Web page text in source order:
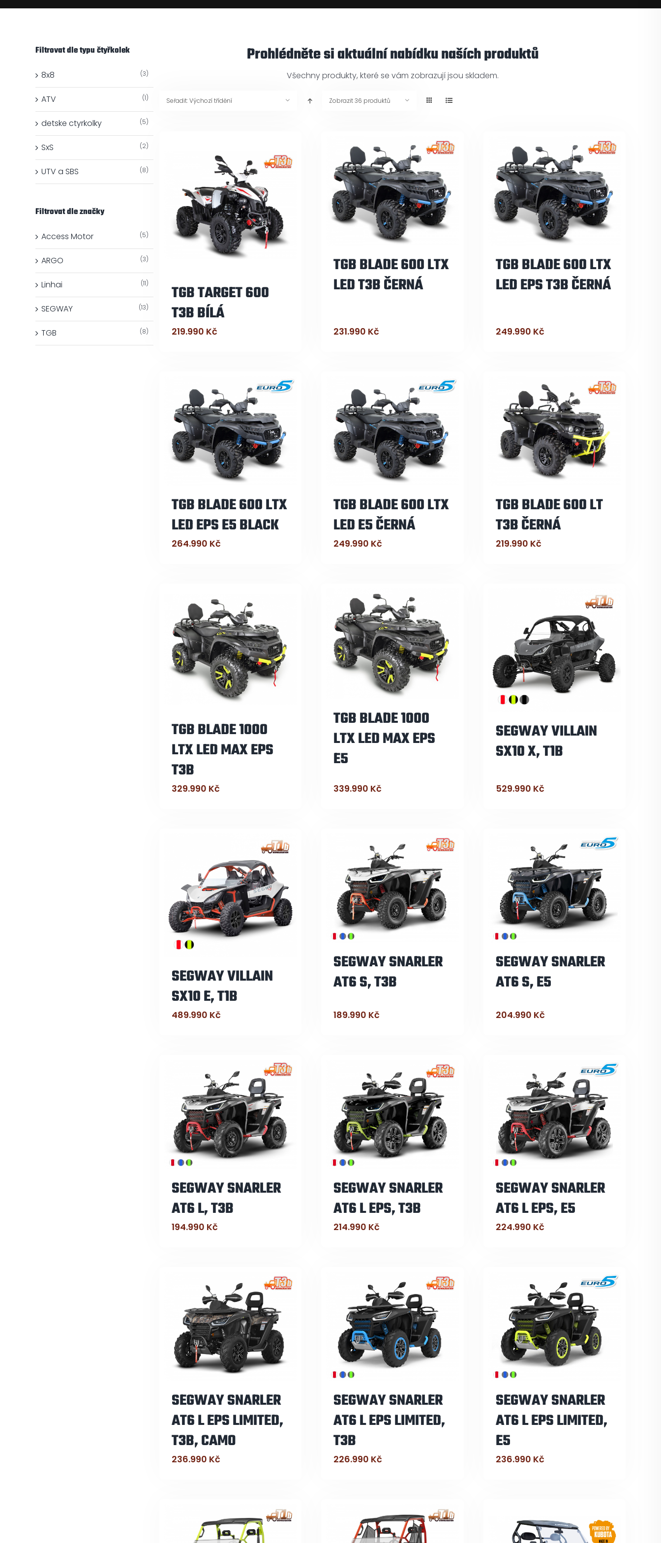
Prohlédněte si aktuální nabídku naších produktů
Všechny produkty, které se vám zobrazují jsou skladem.
Seřadit:Výchozí třídění Zobrazit36 produktů
TGB TARGET 600
T3B BÍLÁ
219.990 Kč
TGB BLADE 600 LTX
LED T3B ČERNÁ
231.990 Kč
TGB BLADE 600 LTX
LED EPS T3B ČERNÁ
249.990 Kč
TGB BLADE 600 LTX
LED EPS E5 BLACK
264.990 Kč
TGB BLADE 600 LTX
LED E5 ČERNÁ
249.990 Kč
TGB BLADE 600 LT
T3B ČERNÁ
219.990 Kč
TGB BLADE 1000
LTX LED MAX EPS
T3B
329.990 Kč
TGB BLADE 1000
LTX LED MAX EPS
E5
339.990 Kč
SEGWAY VILLAIN
SX10 X, T1B
529.990 Kč
SEGWAY VILLAIN
SX10 E, T1B
489.990 Kč
SEGWAY SNARLER
AT6 S, T3B
189.990 Kč
SEGWAY SNARLER
AT6 S, E5
204.990 Kč
SEGWAY SNARLER
AT6 L, T3B
194.990 Kč
SEGWAY SNARLER
AT6 L EPS, T3B
214.990 Kč
SEGWAY SNARLER
AT6 L EPS, E5
224.990 Kč
SEGWAY SNARLER
AT6 L EPS LIMITED,
T3B, CAMO
236.990 Kč
SEGWAY SNARLER
AT6 L EPS LIMITED,
T3B
226.990 Kč
SEGWAY SNARLER
AT6 L EPS LIMITED,
E5
236.990 Kč
Filtrovat dle typu čtyřkolek
8x8 (3)
ATV (1)
detske ctyrkolky (5)
SxS (2)
UTV a SBS (8)
Filtrovat dle značky
Access Motor (5)
ARGO (3)
Linhai (11)
SEGWAY (13)
TGB (8)